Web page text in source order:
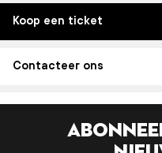
Koop een ticket
Contacteer ons